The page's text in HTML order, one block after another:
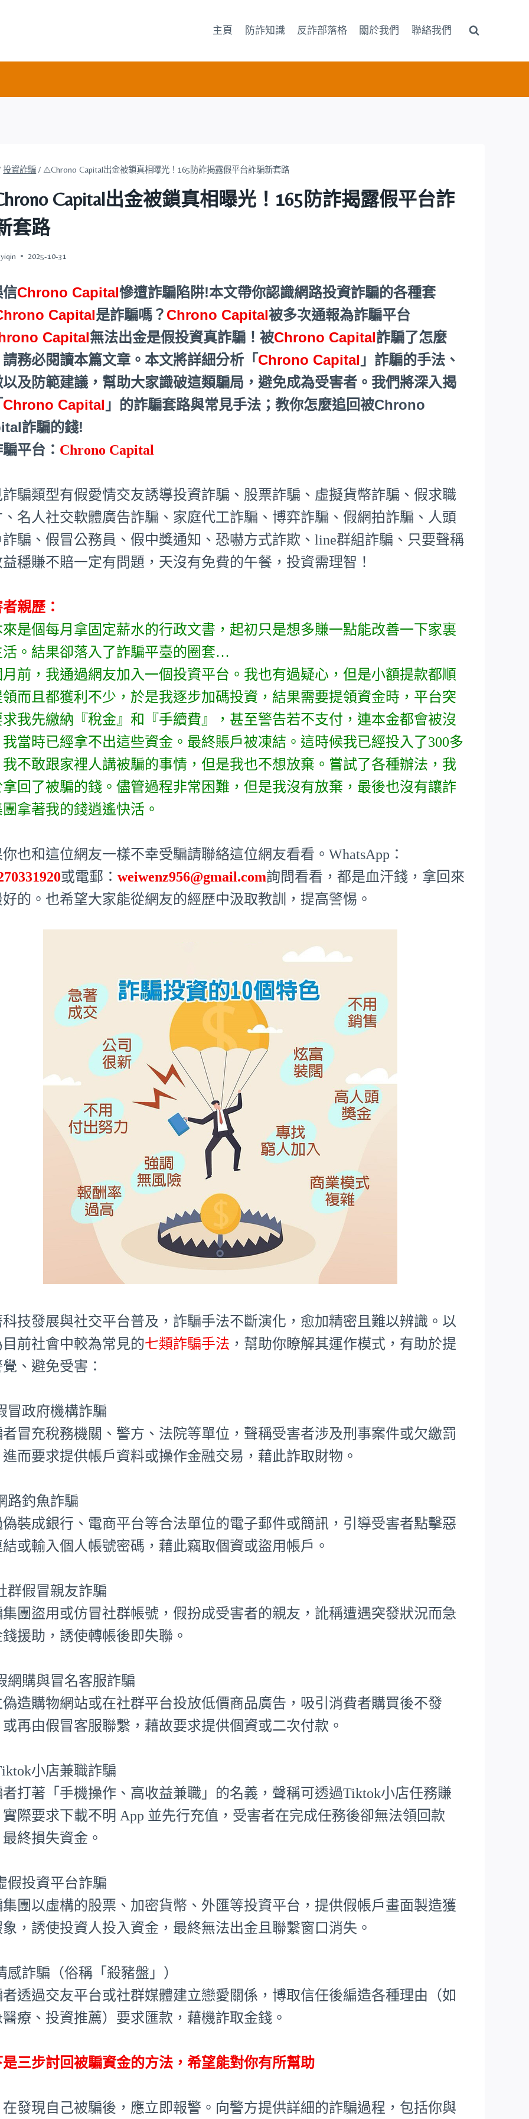
主頁 防詐知識 反詐部落格 關於我們 聯絡我們
投資詐騙 / ⚠️Chrono Capital出金被鎖真相曝光！165防詐揭露假平台詐騙新套路
Capital出金被鎖真相曝光！165防詐揭露假平台詐
套路
2025-10-31
信Chrono Capital慘遭詐騙陷阱!本文帶你認識網路投資詐騙的各種套
Capital是詐騙嗎？ Chrono Capital被多次通報為詐騙平台
Capital無法出金是假投資真詐騙！被Chrono Capital詐騙了怎麼
務必閱讀本篇文章。本文將詳細分析「 Chrono Capital 」詐騙的手法、
及防範建議，幫助大家識破這類騙局，避免成為受害者。我們將深入揭
Chrono Capital 」的詐騙套路與常見手法；教你怎麼追回被Chrono
詐騙的錢!
平台： Chrono Capital
騙類型有假愛情交友誘導投資詐騙、股票詐騙、虛擬貨幣詐騙、假求職
名人社交軟體廣告詐騙、家庭代工詐騙、博弈詐騙、假網拍詐騙、人頭
騙、假冒公務員、假中獎通知、恐嚇方式詐欺、line群組詐騙、只要聲稱
穩賺不賠一定有問題，天沒有免費的午餐，投資需理智！
親歷：
是個每月拿固定薪水的行政文書，起初只是想多賺一點能改善一下家裏
活。結果卻落入了詐騙平臺的圈套…
前，我通過網友加入一個投資平台。我也有過疑心，但是小額提款都順
而且都獲利不少，於是我逐步加碼投資，結果需要提領資金時，平台突
我先繳納『稅金』和『手續費』，甚至警告若不支付，連本金都會被沒
當時已經拿不出這些資金。最終賬戶被凍結。這時候我已經投入了300多
不敢跟家裡人講被騙的事情，但是我也不想放棄。嘗試了各種辦法，我
回了被騙的錢。儘管過程非常困難，但是我沒有放棄，最後也沒有讓詐
拿著我的錢逍遙快活。
也和這位網友一樣不幸受騙請聯絡這位網友看看。WhatsApp：
或電郵：weiwenz956@gmail.com詢問看看，都是血汗錢，拿回來
的。也希望大家能從網友的經歷中汲取教訓，提高警惕。
技發展與社交平台普及，詐騙手法不斷演化，愈加精密且難以辨識。以
前社會中較為常見的七類詐騙手法 ，幫助你瞭解其運作模式，有助於提
、避免受害：
冒政府機構詐騙
冒充稅務機關、警方、法院等單位，聲稱受害者涉及刑事案件或欠繳罰
而要求提供帳戶資料或操作金融交易，藉此詐取財物。
路釣魚詐騙
裝成銀行、電商平台等合法單位的電子郵件或簡訊，引導受害者點擊惡
或輸入個人帳號密碼，藉此竊取個資或盜用帳戶。
群假冒親友詐騙
團盜用或仿冒社群帳號，假扮成受害者的親友，訛稱遭遇突發狀況而急
援助，誘使轉帳後即失聯。
網購與冒名客服詐騙
造購物網站或在社群平台投放低價商品廣告，吸引消費者購買後不發
再由假冒客服聯繫，藉故要求提供個資或二次付款。
小店兼職詐騙
打著「手機操作、高收益兼職」的名義，聲稱可透過Tiktok小店任務賺
際要求下載不明 App 並先行充值，受害者在完成任務後卻無法領回款
終損失資金。
假投資平台詐騙
團以虛構的股票、加密貨幣、外匯等投資平台，提供假帳戶畫面製造獲
，誘使投資人投入資金，最終無法出金且聯繫窗口消失。
感詐騙（俗稱「殺豬盤」）
透過交友平台或社群媒體建立戀愛關係，博取信任後編造各種理由（如
療、投資推薦）要求匯款，藉機詐取金錢。
三步討回被騙資金的方法，希望能對你有所幫助
發現自己被騙後，應立即報警。向警方提供詳細的詐騙過程，包括你與